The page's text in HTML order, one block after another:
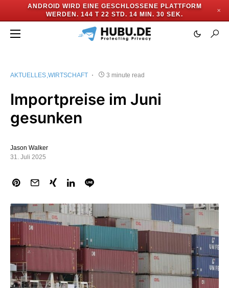
ANDROID WIRD EINE GESCHLOSSENE PLATTFORM
WERDEN. 144 T 22 STD. 14 MIN. 29 SEK.
✕
AKTUELLES WIRTSCHAFT 3 minute read
Importpreise im Juni
gesunken
Jason Walker
31. Juli 2025